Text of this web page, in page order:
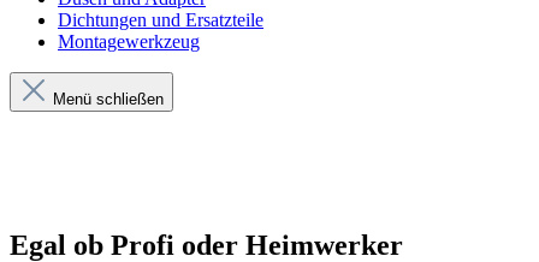
Dichtungen und Ersatzteile
Montagewerkzeug
Menü schließen
Egal ob Profi oder Heimwerker